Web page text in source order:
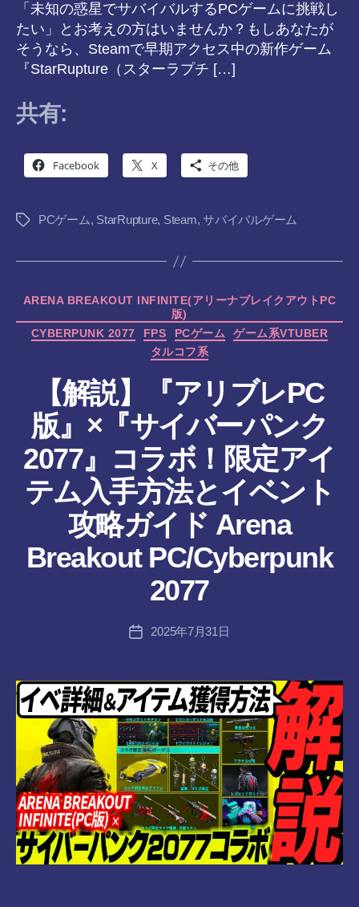
「未知の惑星でサバイバルするPCゲームに挑戦し
たい」とお考えの方はいませんか？もしあなたが
そうなら、Steamで早期アクセス中の新作ゲーム
『StarRupture（スターラプチ […]
共有:
Facebook X その他
タ
PCゲーム, StarRupture, Steam,サバイバルゲーム
カ
テ
ゴ
リ
ARENA BREAKOUT INFINITE(アリーナブレイクアウトPC
版)
CYBERPUNK 2077
FPS PCゲーム
ゲーム系VTUBER
タルコフ系
【解説】『アリブレPC
版』×『サイバーパンク
2077』コラボ！限定アイ
テム入手方法とイベント
攻略ガイド Arena
Breakout PC/Cyberpunk
2077
投
稿
成
者
a
8-
vr
投
2025年7月31日